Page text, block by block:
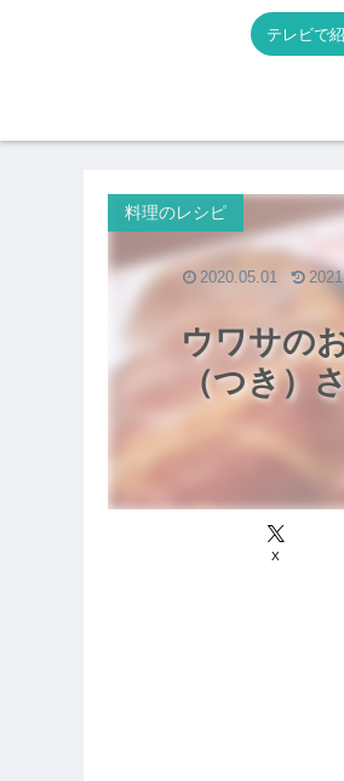
テレビで
ウワサの
（つき）
料理のレシピ
X
2020.05.01